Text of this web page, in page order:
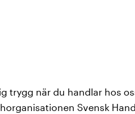
trygg när du handlar hos
Svensk